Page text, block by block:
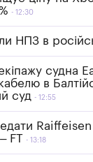
12:30
НПЗ в
судна
в
суд
12:55
Raiffeisen
FT
13:18